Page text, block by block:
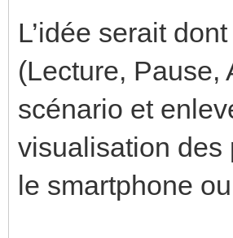
L’idée serait
(Lecture,
scénario et
visualisation
le smartphone